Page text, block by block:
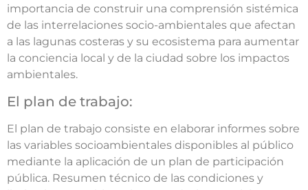
importancia de construir una comprensión sistémica
de las interrelaciones socio-ambientales que afectan
a las lagunas costeras y su ecosistema para aumentar
la conciencia local y de la ciudad sobre los impactos
ambientales.
El plan de trabajo:
El plan de trabajo consiste en elaborar informes sobre
las variables socioambientales disponibles al público
mediante la aplicación de un plan de participación
pública. Resumen técnico de las condiciones y